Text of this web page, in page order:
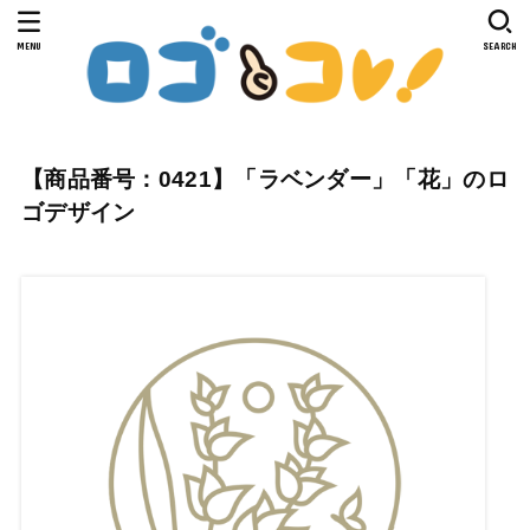
SEARCH
MENU
【商品番号：0421】「ラベンダー」「花」のロ
ゴデザイン